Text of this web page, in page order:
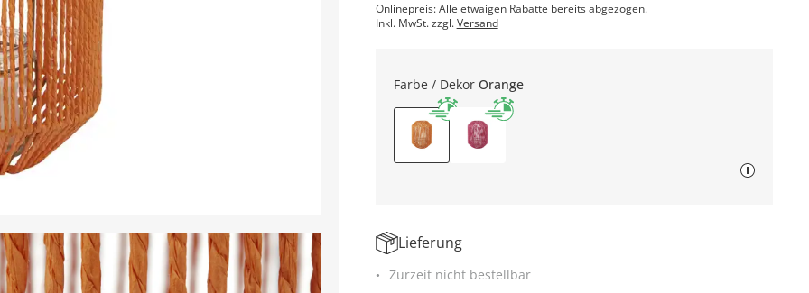
Onlinepreis: Alle etwaigen Rabatte bereits abgezogen.
Inkl. MwSt. zzgl.Versand
Farbe / Dekor Orange
Lieferung
Zurzeit nicht bestellbar